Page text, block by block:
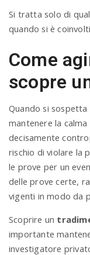
Si tratta solo di
quando si è
Come
scopre
Quando si
mantenere la
decisamente
rischio di violare la
le prove per un
delle prove certe,
vigenti in modo da
Scoprire un
importante
investigatore